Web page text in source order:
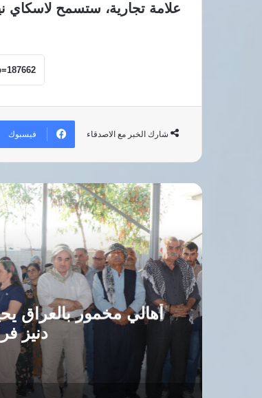
علامة تجارية، ستسمح لاسكاي
شارك الخبر مع الاصدقاء فيسبوك
أهالي مخمور بالعراق
دنيز